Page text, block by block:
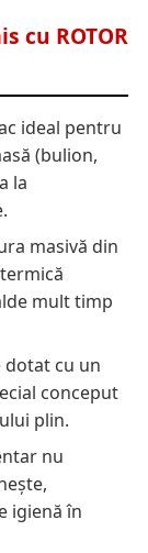
cu ROTOR
ideal pentru
(bulion,
la
masivă din
mult timp
dotat cu un
conceput
plin.
nu
igienă în